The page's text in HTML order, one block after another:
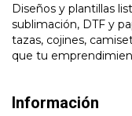
Diseños y plantillas
sublimación, DTF y
tazas, cojines,
que tu
Información